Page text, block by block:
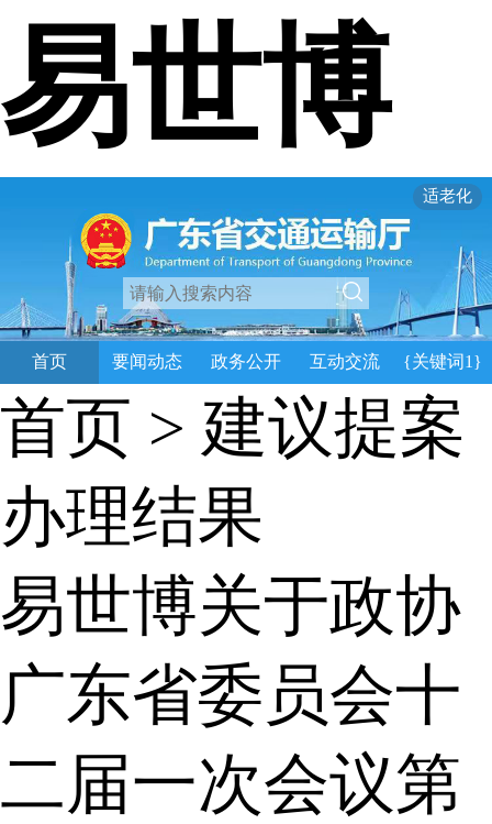
易世博
适老化
首页 要闻动态 政务公开 互动交流 {关键词1}
首页 > 建议提案
办理结果
易世博关于政协
广东省委员会十
二届一次会议第